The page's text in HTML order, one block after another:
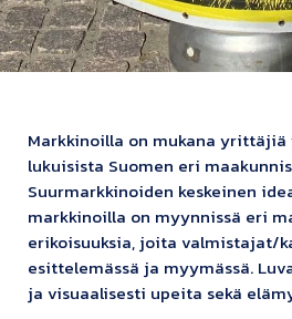
Markkinoilla on mukana
lukuisista Suomen eri
Suurmarkkinoiden keskeinen
markkinoilla on myynnissä eri
erikoisuuksia, joita valmistajat/
esittelemässä ja myymässä.
ja visuaalisesti upeita sekä